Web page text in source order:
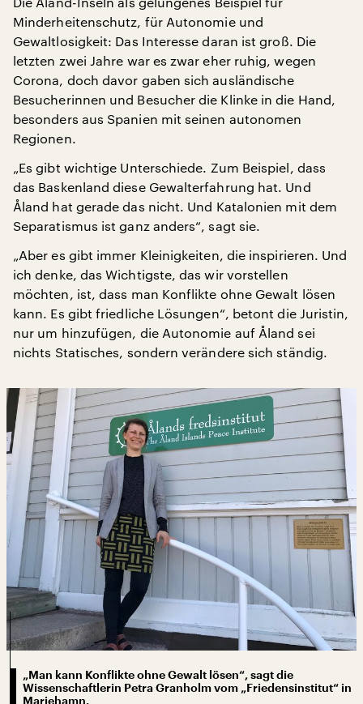
Minderheitenschutz, für Autonomie und
Gewaltlosigkeit: Das Interesse daran ist groß. Die
letzten zwei Jahre war es zwar eher ruhig, wegen
Corona, doch davor gaben sich ausländische
Besucherinnen und Besucher die Klinke in die Hand,
besonders aus Spanien mit seinen autonomen
Regionen.
„Es gibt wichtige Unterschiede. Zum Beispiel, dass
das Baskenland diese Gewalterfahrung hat. Und
Åland hat gerade das nicht. Und Katalonien mit dem
Separatismus ist ganz anders“, sagt sie.
„Aber es gibt immer Kleinigkeiten, die inspirieren. Und
ich denke, das Wichtigste, das wir vorstellen
möchten, ist, dass man Konflikte ohne Gewalt lösen
kann. Es gibt friedliche Lösungen“, betont die Juristin,
nur um hinzufügen, die Autonomie auf Åland sei
nichts Statisches, sondern verändere sich ständig.
„Man kann Konflikte ohne Gewalt lösen“, sagt die
Wissenschaftlerin Petra Granholm vom „Friedensinstitut“ in
Mariehamn.